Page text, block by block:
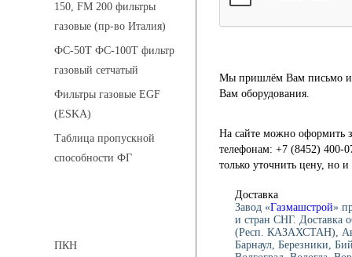
150, FM 200 фильтры
газовые (пр-во Италия)
ФС-50Т ФС-100Т фильтр
газовый сетчатый
Фильтры газовые EGF
(ESKA)
Таблица пропускной
способности ФГ
ПКН
Мы пришлём Вам письмо и
Вам оборудования.
На сайте можно оформить
телефонам: +7 (8452) 400-
только уточнить цену, но
Доставка
Завод «Газмашстрой»
и стран СНГ. Доставка
(Респ. КАЗАХСТАН),
Барнаул, Березники,